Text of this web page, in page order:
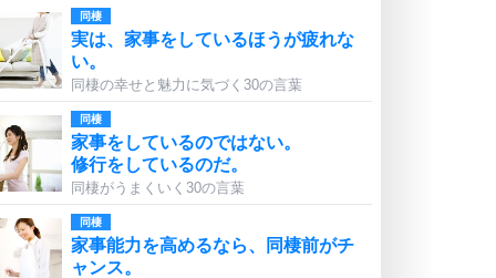
同棲
実は、家事をしているほうが疲れな
い。
同棲の幸せと魅力に気づく30の言葉
同棲
家事をしているのではない。
修行をしているのだ。
同棲がうまくいく30の言葉
同棲
家事能力を高めるなら、同棲前がチ
ャンス。